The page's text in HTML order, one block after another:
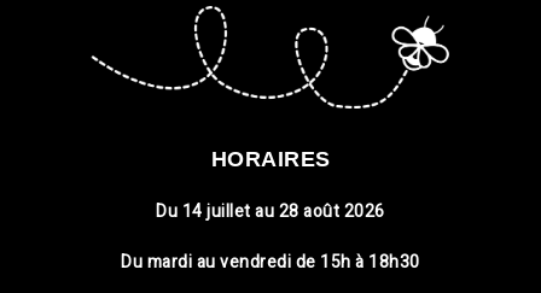
HORAIRES
Du 14 juillet au 28 août 2026
Du mardi au vendredi de 15h à 18h30